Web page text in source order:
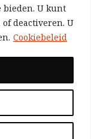
bieden. U kunt
deactiveren. U
Cookiebeleid
zijn we
uitsluitend
onze